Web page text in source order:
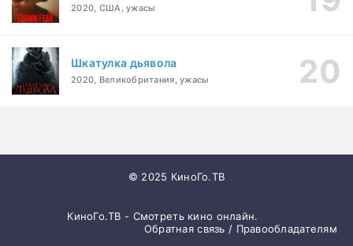
2020, США, ужасы
Шкатулка дьявола
2020, Великобритания, ужасы
© 2025 КиноГо.ТВ
КиноГо.ТВ - Смотреть кино онлайн.
Обратная связь / Правообладателям